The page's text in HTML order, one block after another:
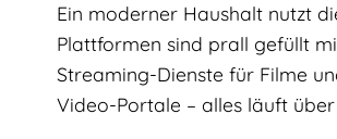
Ein moderner Haushalt nutzt
Plattformen sind prall gefüllt
Streaming-Dienste für Filme
Video-Portale – alles läuft